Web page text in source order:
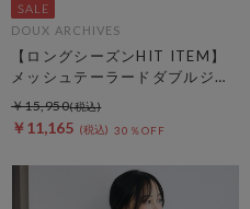
DOUX ARCHIVES
【ロングシーズンHIT ITEM】
メッシュテーラードダブルジャ
ケット
￥11,165 30％OFF
￥15,950